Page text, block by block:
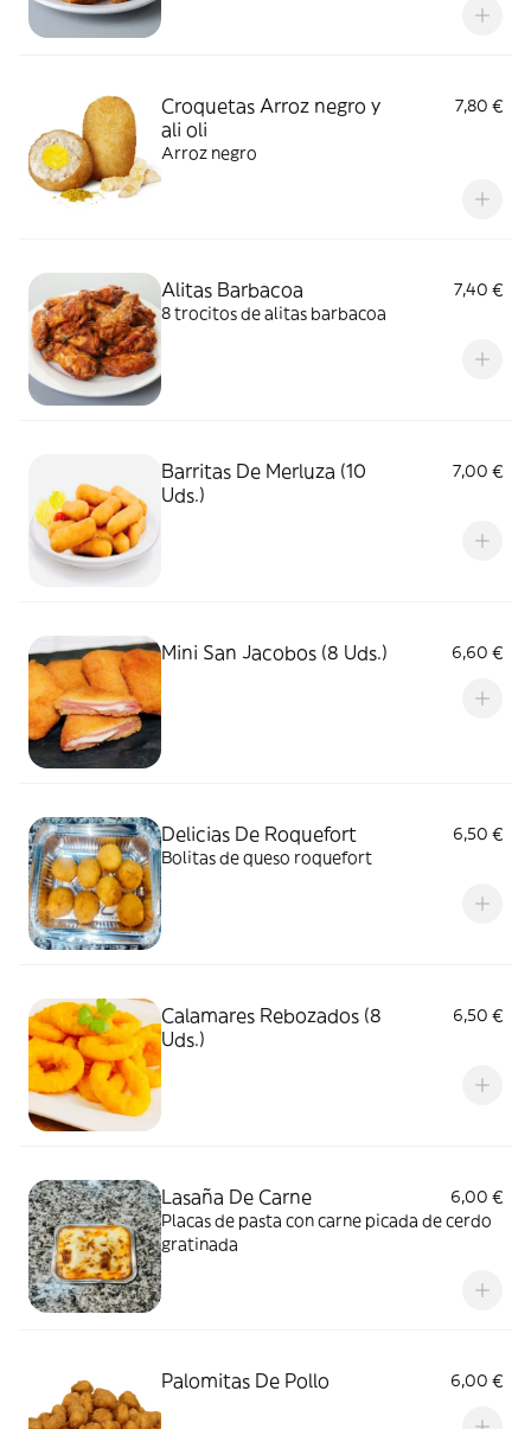
Croquetas Arroz negro y
ali oli
7,80 €
Arroz negro
Alitas Barbacoa
7,40 €
8 trocitos de alitas barbacoa
Barritas De Merluza (10
Uds.)
7,00 €
Mini San Jacobos (8 Uds.) 6,60 €
Delicias De Roquefort
6,50 €
Bolitas de queso roquefort
Calamares Rebozados (8
Uds.)
6,50 €
Lasaña De Carne
6,00 €
Placas de pasta con carne picada de cerdo
gratinada
Palomitas De Pollo 6,00 €